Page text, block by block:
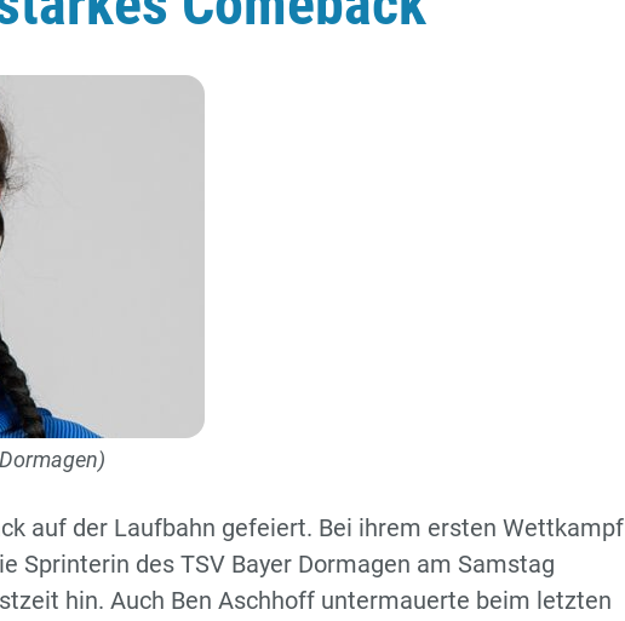
auf der Laufbahn gefeiert. Bei ihrem ersten Wettkampf
Sprinterin des TSV Bayer Dormagen am Samstag
hin. Auch Ben Aschhoff untermauerte beim letzten